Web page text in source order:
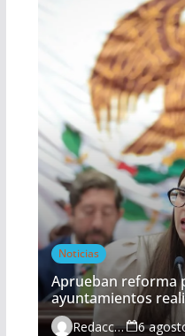
Noticias
Aprueban reforma
ayuntamientos
ciudadanas de
Redacción 6